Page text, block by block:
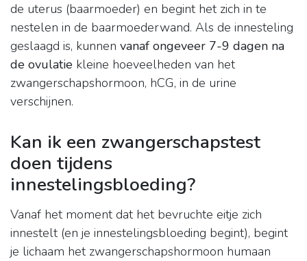
de uterus (baarmoeder) en begint het zich in te
nestelen in de baarmoederwand. Als de innesteling
geslaagd is, kunnen vanaf ongeveer 7-9 dagen na
de ovulatie kleine hoeveelheden van het
zwangerschapshormoon, hCG, in de urine
verschijnen.
Kan ik een zwangerschapstest
doen tijdens
innestelingsbloeding?
Vanaf het moment dat het bevruchte eitje zich
innestelt (en je innestelingsbloeding begint), begint
je lichaam het zwangerschapshormoon humaan